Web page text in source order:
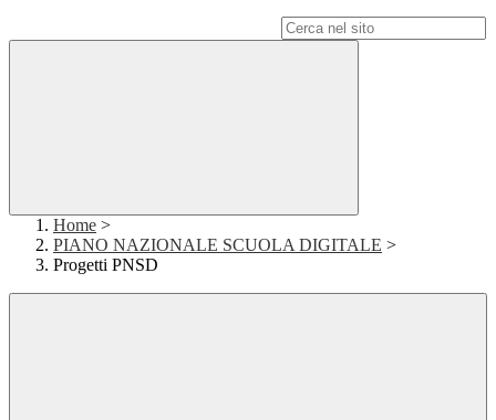
Home >
PIANO NAZIONALE SCUOLA DIGITALE >
Progetti PNSD